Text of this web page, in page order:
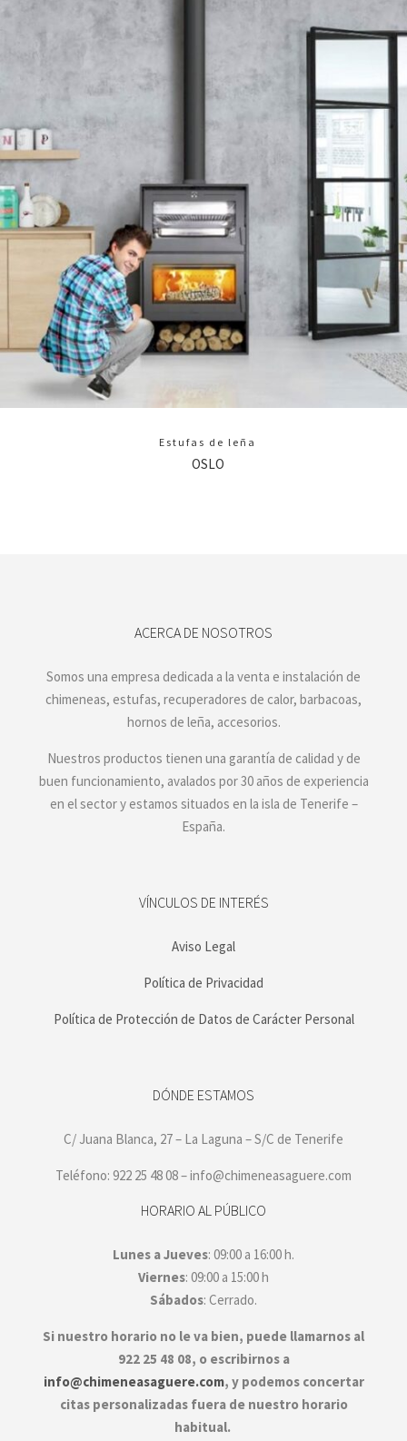
Estufas de leña
OSLO
ACERCA DE NOSOTROS
Somos una empresa dedicada a la venta e instalación de
chimeneas, estufas, recuperadores de calor, barbacoas,
hornos de leña, accesorios.
Nuestros productos tienen una garantía de calidad y de
buen funcionamiento, avalados por 30 años de experiencia
en el sector y estamos situados en la isla de Tenerife –
España.
VÍNCULOS DE INTERÉS
Aviso Legal
Política de Privacidad
Política de Protección de Datos de Carácter Personal
DÓNDE ESTAMOS
C/ Juana Blanca, 27 – La Laguna – S/C de Tenerife
Teléfono: 922 25 48 08 – info@chimeneasaguere.com
HORARIO AL PÚBLICO
Lunes a Jueves: 09:00 a 16:00 h.
Viernes: 09:00 a 15:00 h
Sábados: Cerrado.
Si nuestro horario no le va bien, puede llamarnos al
922 25 48 08, o escribirnos a
info@chimeneasaguere.com, y podemos concertar
citas personalizadas fuera de nuestro horario
habitual.